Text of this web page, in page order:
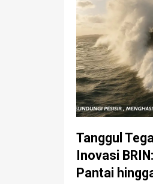
Tanggul
Inovasi
Pantai